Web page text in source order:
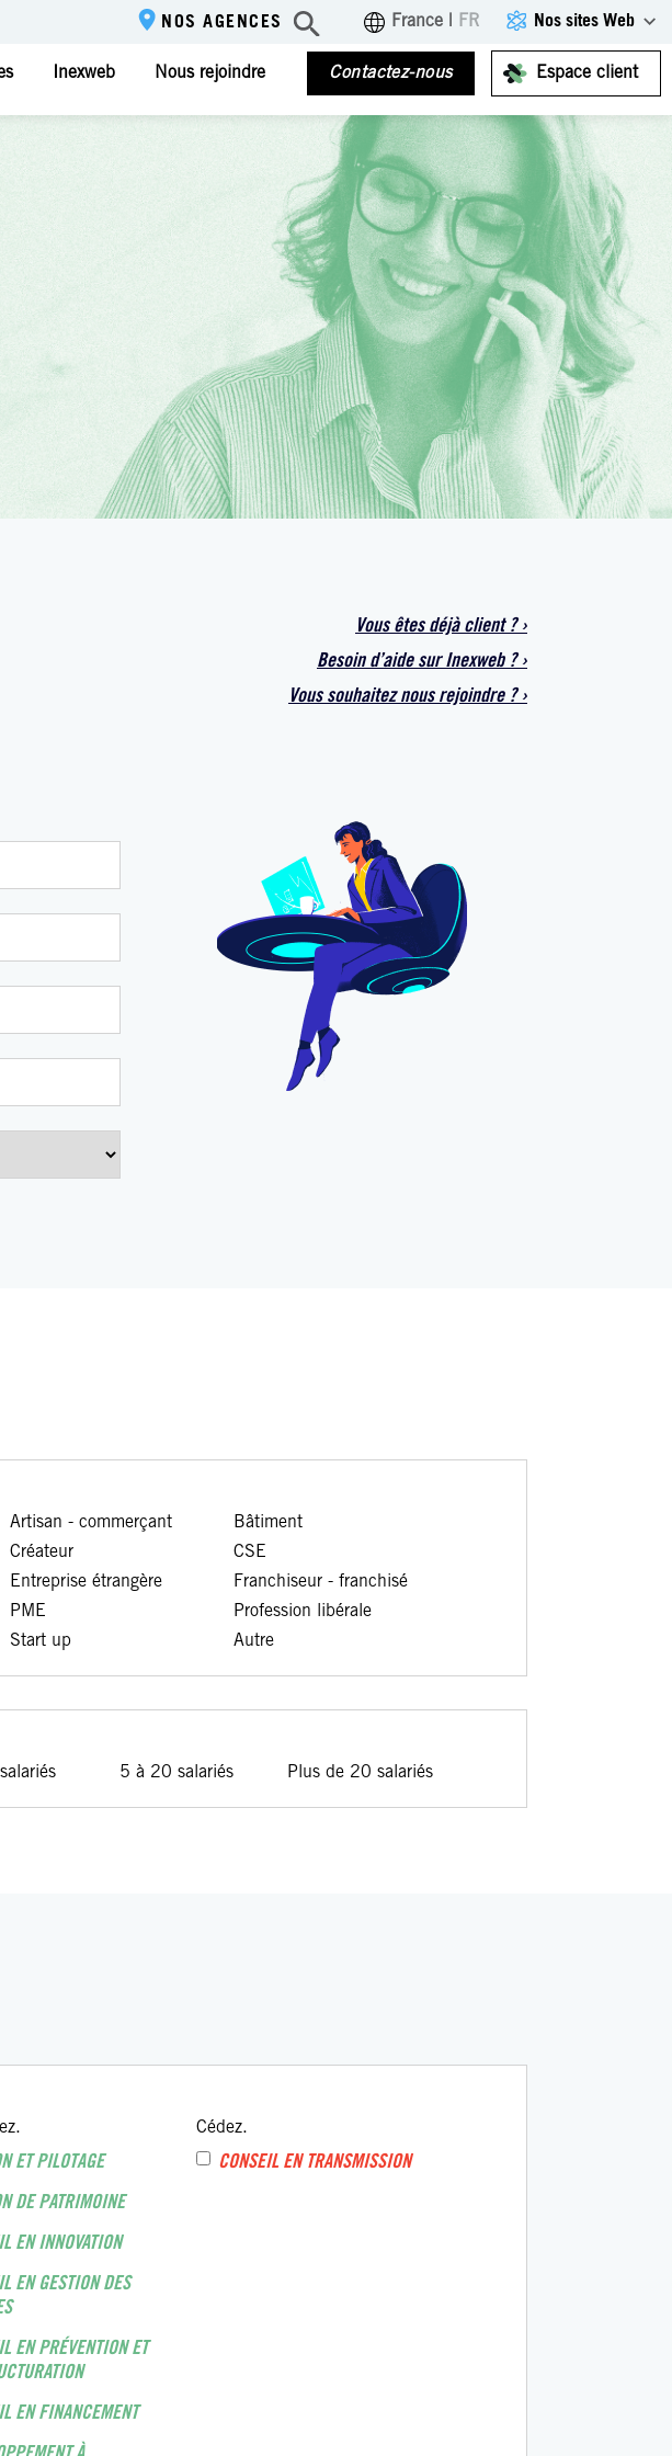
NOS AGENCES France FR Nos sites Web
Inexweb Nous rejoindre Contactez-nous Espace client
Vous êtes déjà client? ›
Besoin d’aide surInexweb? ›
Vous souhaiteznous rejoindre ? ›
Artisan - commerçant
Bâtiment
Créateur
CSE
Entreprise étrangère
Franchiseur - franchisé
PME
Profession libérale
Start up Autre
5 à 20 salariés Plus de 20 salariés
ET PILOTAGE
DE PATRIMOINE
EN INNOVATION
EN GESTION DES
EN PRÉVENTION ET
EN FINANCEMENT
Cédez.
CONSEIL EN TRANSMISSION